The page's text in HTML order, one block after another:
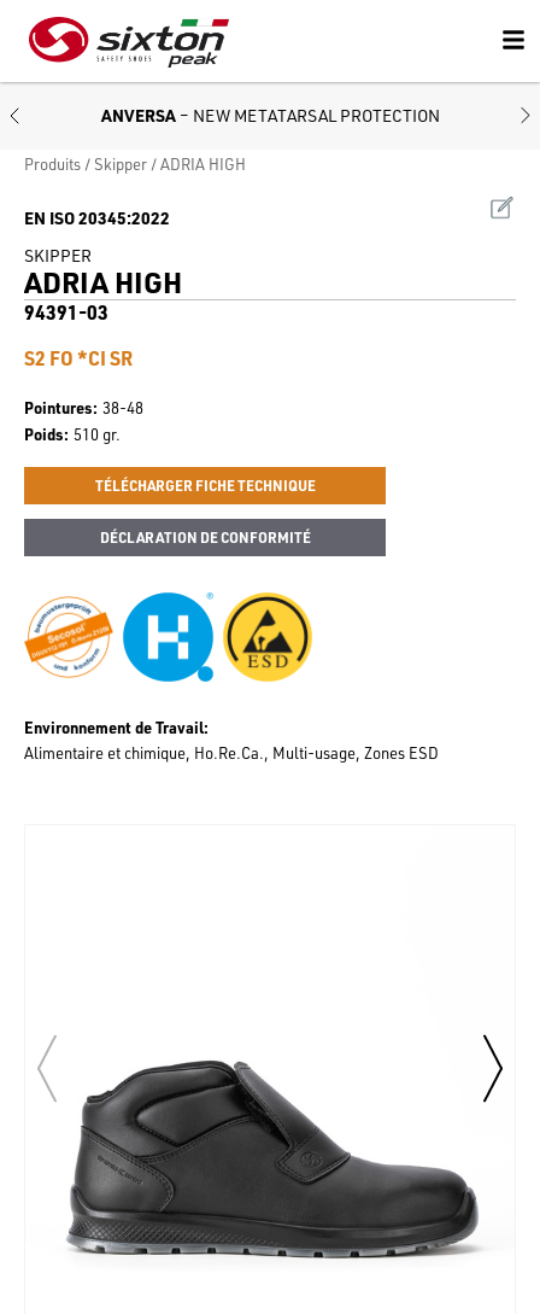
ANVERSA – NEW METATARSAL PROTECTION
Produits Skipper ADRIA HIGH
EN ISO 20345:2022
SKIPPER
ADRIA HIGH
94391-03
S2 FO *CI SR
Pointures 38-48
Poids 510 gr.
TÉLÉCHARGER FICHE TECHNIQUE
DÉCLARATION DE CONFORMITÉ
Environnement de Travail
Alimentaire et chimique Ho.Re.Ca. Multi-usage Zones ESD